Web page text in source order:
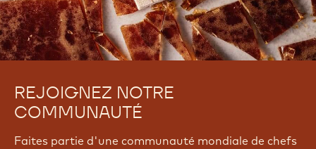
REJOIGNEZ NOTRE
COMMUNAUTÉ
Faites partie d'une communauté mondiale de chefs